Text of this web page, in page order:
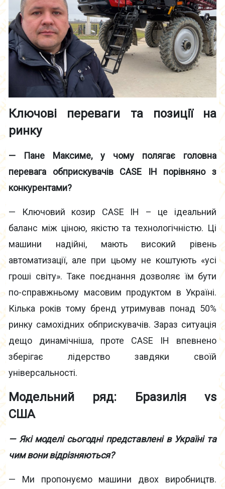
Ключові переваги та позиції на
ринку
— Пане Максиме, у чому полягає головна
перевага обприскувачів CASE IH порівняно з
конкурентами?
— Ключовий козир CASE IH – це ідеальний
баланс між ціною, якістю та технологічністю. Ці
машини надійні, мають високий рівень
автоматизації, але при цьому не коштують «усі
гроші світу». Таке поєднання дозволяє їм бути
по-справжньому масовим продуктом в Україні.
Кілька років тому бренд утримував понад 50%
ринку самохідних обприскувачів. Зараз ситуація
дещо динамічніша, проте CASE IH впевнено
зберігає лідерство завдяки своїй
універсальності.
Модельний ряд: Бразилія vs
США
— Які моделі сьогодні представлені в Україні та
чим вони відрізняються?
— Ми пропонуємо машини двох виробництв.